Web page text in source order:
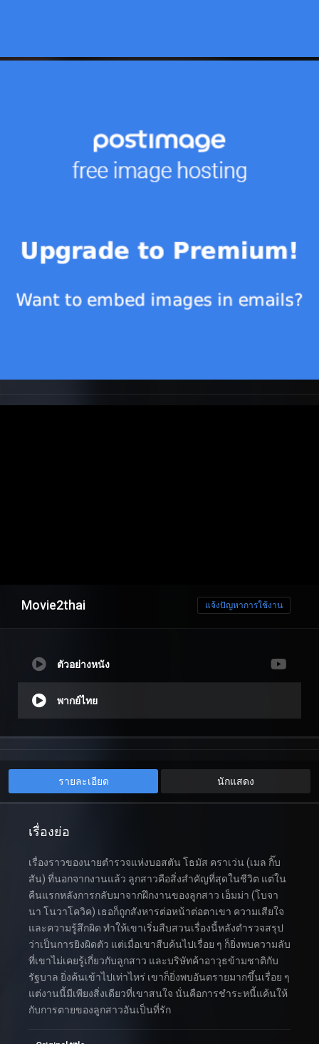
Movie2thai แจ้งปัญหาการใช้งาน
ตัวอย่างหนัง
พากย์ไทย
รายละเอียด นักแสดง
เรื่องย่อ
เรื่องราวของนายตำรวจแห่งบอสตัน โธมัส คราเว่น (เมล กิ๊บ
สัน) ที่นอกจากงานแล้ว ลูกสาวคือสิ่งสำคัญที่สุดในชีวิต แต่ใน
คืนแรกหลังการกลับมาจากฝึกงานของลูกสาว เอ็มม่า (โบจา
นา โนวาโควิค) เธอก็ถูกสังหารต่อหน้าต่อตาเขา ความเสียใจ
และความรู้สึกผิด ทำให้เขาเริ่มสืบสวนเรื่องนี้หลังตำรวจสรุป
ว่าเป็นการยิงผิดตัว แต่เมื่อเขาสืบค้นไปเรื่อย ๆ ก็ยิ่งพบความลับ
ที่เขาไม่เคยรู้เกี่ยวกับลูกสาว และบริษัทค้าอาวุธข้ามชาติกับ
รัฐบาล ยิ่งค้นเข้าไปเท่าไหร่ เขาก็ยิ่งพบอันตรายมากขึ้นเรื่อย ๆ
แต่งานนี้มีเพียงสิ่งเดียวที่เขาสนใจ นั่นคือการชำระหนี้แค้นให้
กับการตายของลูกสาวอันเป็นที่รัก